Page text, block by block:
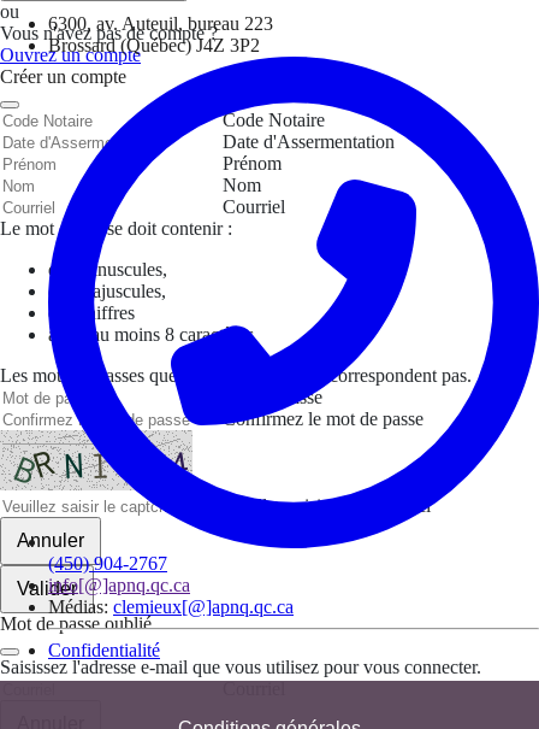
6300, av. Auteuil, bureau 223
Brossard (Québec) J4Z 3P2
(450) 904-2767
info[@]apnq.qc.ca
Médias: clemieux[@]apnq.qc.ca
Confidentialité
ou
Vous n'avez pas de compte ?
Ouvrez un compte
Créer un compte
Code Notaire
Date d'Assermentation
Prénom
Nom
Courriel
Le mot de passe doit contenir :
des minuscules,
des majuscules,
des chiffres
avoir au moins 8 caractères
Les mots de passes que vous avez saisis ne correspondent pas.
Mot de passe
Confirmez le mot de passe
Veuillez saisir le captcha ici
Annuler
Valider
Mot de passe oublié
Saisissez l'adresse e-mail que vous utilisez pour vous connecter.